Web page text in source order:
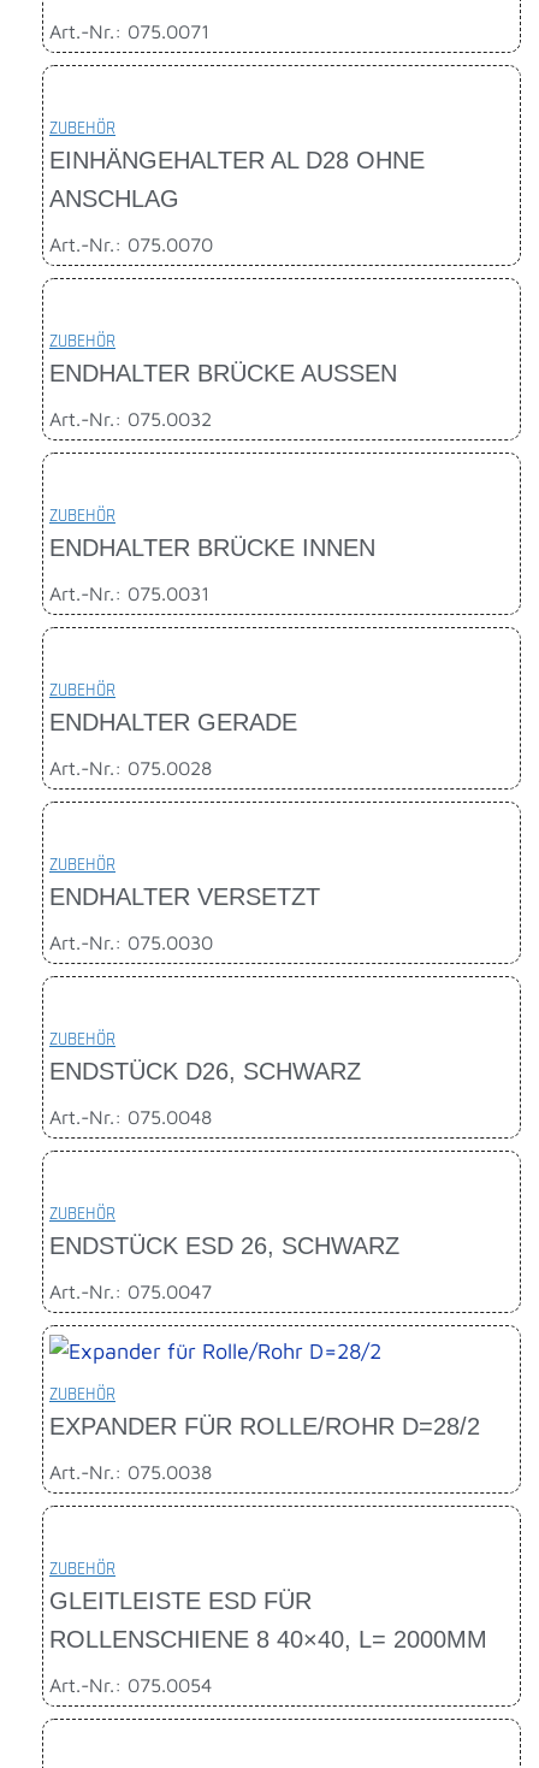
Art.-Nr.: 075.0071
ZUBEHÖR
EINHÄNGEHALTER AL D28 OHNE
ANSCHLAG
Art.-Nr.: 075.0070
ZUBEHÖR
ENDHALTER BRÜCKE AUSSEN
Art.-Nr.: 075.0032
ZUBEHÖR
ENDHALTER BRÜCKE INNEN
Art.-Nr.: 075.0031
ZUBEHÖR
ENDHALTER GERADE
Art.-Nr.: 075.0028
ZUBEHÖR
ENDHALTER VERSETZT
Art.-Nr.: 075.0030
ZUBEHÖR
ENDSTÜCK D26, SCHWARZ
Art.-Nr.: 075.0048
ZUBEHÖR
ENDSTÜCK ESD 26, SCHWARZ
Art.-Nr.: 075.0047
ZUBEHÖR
EXPANDER FÜR ROLLE/ROHR D=28/2
Art.-Nr.: 075.0038
ZUBEHÖR
GLEITLEISTE ESD FÜR
ROLLENSCHIENE 8 40×40, L= 2000MM
Art.-Nr.: 075.0054